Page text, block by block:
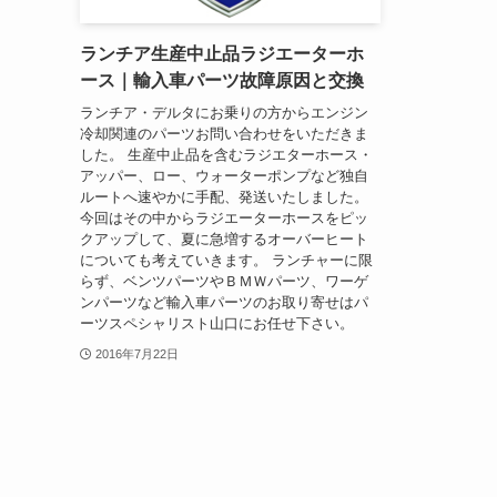
ランチア生産中止品ラジエーターホ
ース｜輸入車パーツ故障原因と交換
ランチア・デルタにお乗りの方からエンジン
冷却関連のパーツお問い合わせをいただきま
した。 生産中止品を含むラジエターホース・
アッパー、ロー、ウォーターポンプなど独自
ルートへ速やかに手配、発送いたしました。
今回はその中からラジエーターホースをピッ
クアップして、夏に急増するオーバーヒート
についても考えていきます。 ランチャーに限
らず、ベンツパーツやＢＭＷパーツ、ワーゲ
ンパーツなど輸入車パーツのお取り寄せはパ
ーツスペシャリスト山口にお任せ下さい。
2016年7月22日